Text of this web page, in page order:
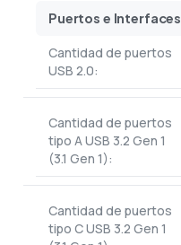
Puertos e Interfaces
Cantidad de puertos
USB 2.0:
Cantidad de puertos
tipo A USB 3.2 Gen 1
(3.1 Gen 1):
Cantidad de puertos
tipo C USB 3.2 Gen 1